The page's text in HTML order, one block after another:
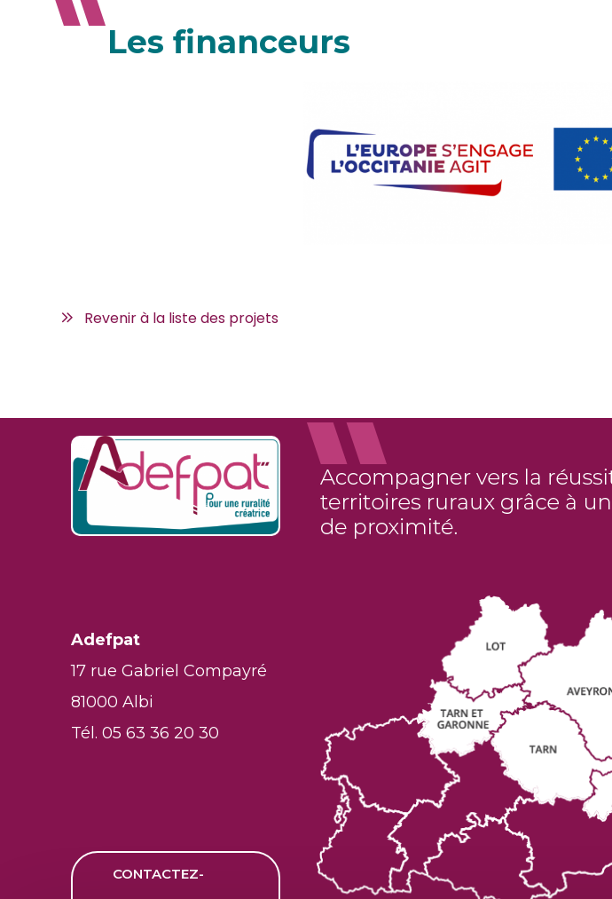
Les financeurs
Revenir à la liste des projets
Adefpat
17 rue Gabriel Compayré
81000 Albi
Tél. 05 63 36 20 30
CONTACTEZ-